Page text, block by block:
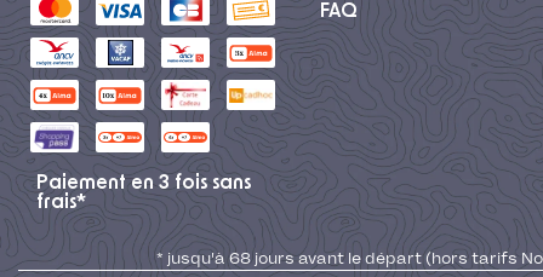
FAQ
Paiement en 3 fois sans
frais*
* jusqu'à 68 jours avant le départ (hors tarifs No